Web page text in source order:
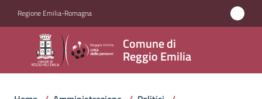
Regione Emilia-Romagna
Comune di
Reggio Emilia
Comune
di
Reggio
Emilia